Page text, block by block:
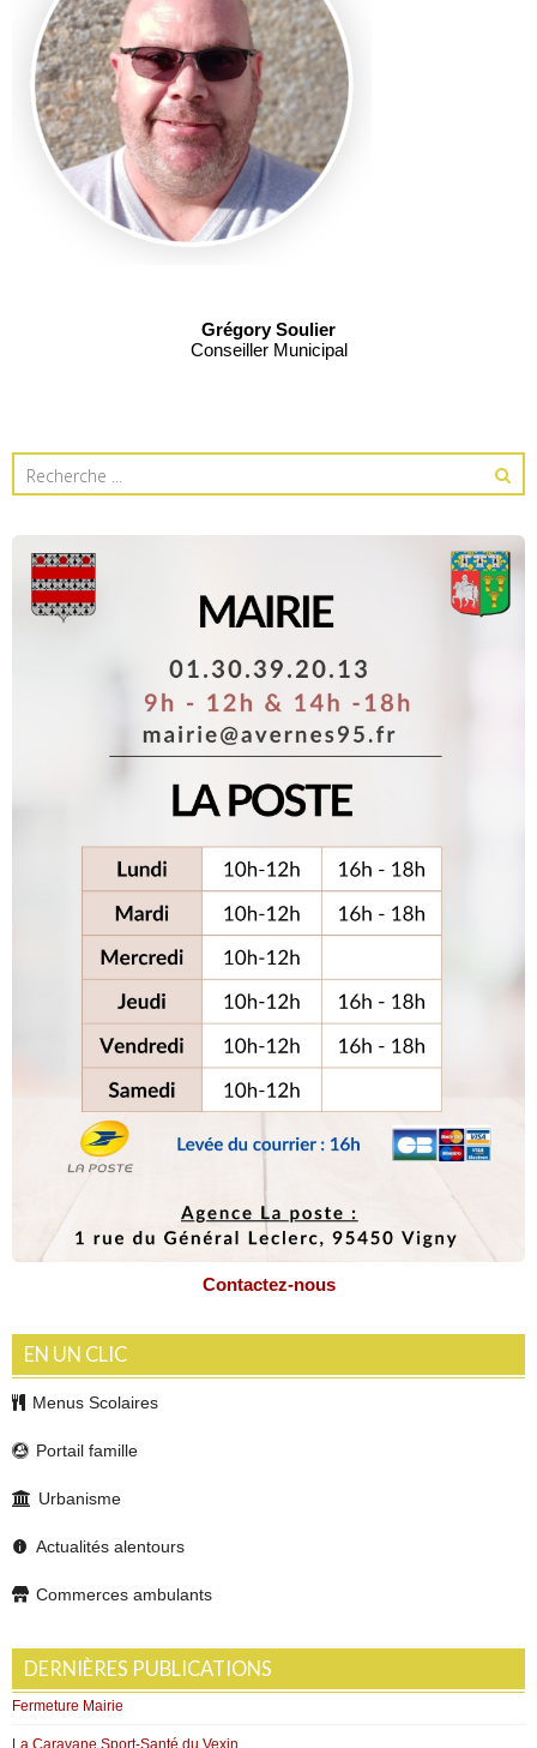
Grégory Soulier
Conseiller Municipal
Contactez-nous
EN UN CLIC
Menus Scolaires
Portail famille
Urbanisme
Actualités alentours
Commerces ambulants
DERNIÈRES PUBLICATIONS
Fermeture Mairie
La Caravane Sport-Santé du Vexin